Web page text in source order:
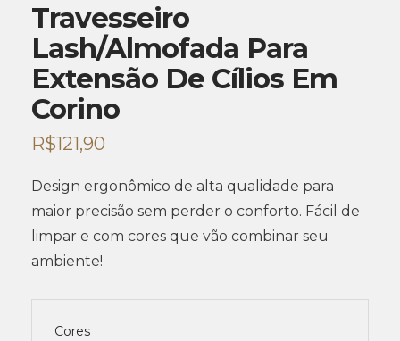
Travesseiro
Lash/Almofada Para
Extensão De Cílios Em
Corino
R$121,90
Design ergonômico de alta qualidade para
maior precisão sem perder o conforto. Fácil de
limpar e com cores que vão combinar seu
ambiente!
Cores